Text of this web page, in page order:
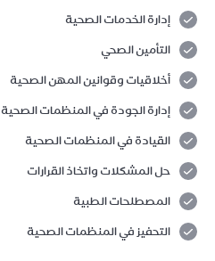
إدارة الخدمات الصحية
التأمين الصحي
أخلاقيات وقوانين المهن الصحية
إدارة الجودة في المنظمات الصحية
القيادة في المنظمات الصحية
حل المشكلات واتخاذ القرارات
المصطلحات الطبية
التحفيز في المنظمات الصحية